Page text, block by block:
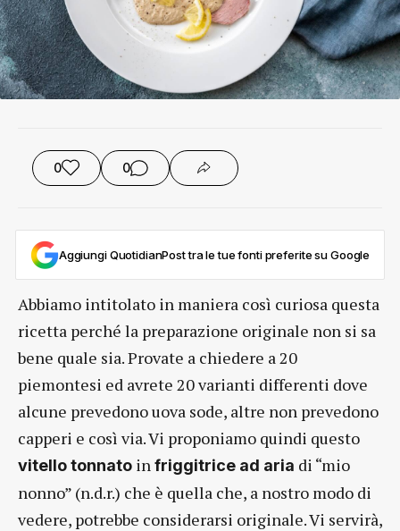
0 0
Aggiungi QuotidianPost tra le tue fonti preferite su Google
Abbiamo intitolato in maniera così curiosa questa
ricetta perché la preparazione originale non si sa
bene quale sia. Provate a chiedere a 20
piemontesi ed avrete 20 varianti differenti dove
alcune prevedono uova sode, altre non prevedono
capperi e così via. Vi proponiamo quindi questo
vitello tonnato infriggitrice ad aria di “mio
nonno” (n.d.r.) che è quella che, a nostro modo di
vedere, potrebbe considerarsi originale. Vi servirà,